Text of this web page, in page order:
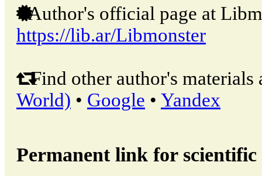
Author's official page at
https://lib.ar/Libmonster
Find other author's materials
World) • Google • Yandex
Permanent link for